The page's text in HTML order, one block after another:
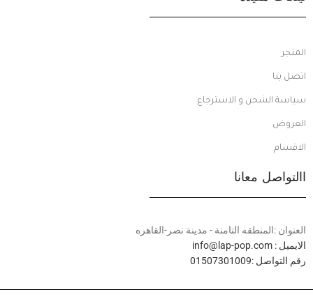
المتجر
اتصل بنا
سياسة الشحن و الاسترجاع
العروض
الاقسام
االتواصل معانا
العنوان :المنطقه التامنة - مدينة نصر-القاهره
الايميل : info@lap-pop.com
رقم التواصل :01507301009